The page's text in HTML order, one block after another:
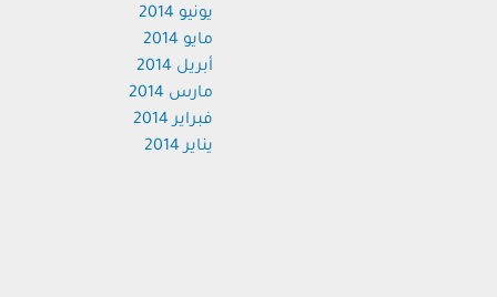
يونيو 2014
مايو 2014
أبريل 2014
مارس 2014
فبراير 2014
يناير 2014